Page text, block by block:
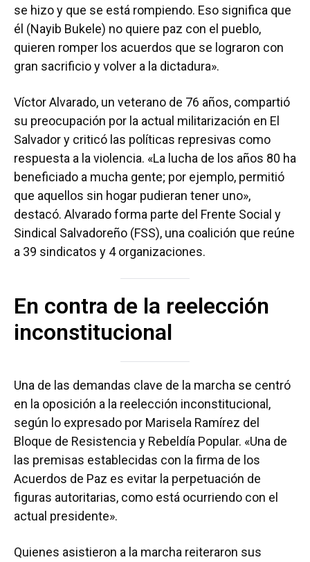
se hizo y que se está rompiendo. Eso significa que
él (Nayib Bukele) no quiere paz con el pueblo,
quieren romper los acuerdos que se lograron con
gran sacrificio y volver a la dictadura».
Víctor Alvarado, un veterano de 76 años, compartió
su preocupación por la actual militarización en El
Salvador y criticó las políticas represivas como
respuesta a la violencia. «La lucha de los años 80 ha
beneficiado a mucha gente; por ejemplo, permitió
que aquellos sin hogar pudieran tener uno»,
destacó. Alvarado forma parte del Frente Social y
Sindical Salvadoreño (FSS), una coalición que reúne
a 39 sindicatos y 4 organizaciones.
En contra de la reelección
inconstitucional
Una de las demandas clave de la marcha se centró
en la oposición a la reelección inconstitucional,
según lo expresado por Marisela Ramírez del
Bloque de Resistencia y Rebeldía Popular. «Una de
las premisas establecidas con la firma de los
Acuerdos de Paz es evitar la perpetuación de
figuras autoritarias, como está ocurriendo con el
actual presidente».
Quienes asistieron a la marcha reiteraron sus